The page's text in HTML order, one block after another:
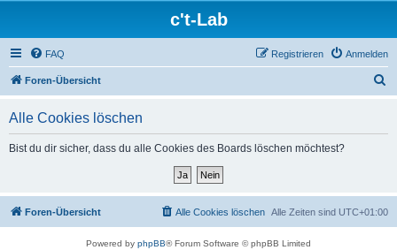
c't-Lab
FAQ Anmelden
Registrieren
Foren-Übersicht
Alle Cookies löschen
Bist du dir sicher, dass du alle Cookies des Boards löschen möchtest?
Foren-Übersicht Alle Zeiten sind UTC+01:00
Alle Cookies löschen
Powered by phpBB® Forum Software © phpBB Limited